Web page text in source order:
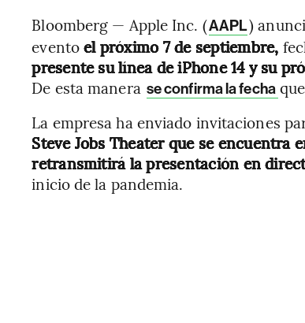
Bloomberg — Apple Inc. (AAPL)
eventoel próximo 7 de septiembre,
presente su línea de iPhone 14 y su
De esta manera se confirma la fecha
La empresa ha enviado invitaciones
Steve Jobs Theater que se encuentra
retransmitirá la presentación en
inicio de la pandemia.